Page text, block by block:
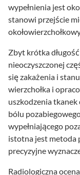
wypełnienia jest
stanowi przejście
Zbyt krótka
nieoczyszczonej
się zakażenia i
wierzchołka i
uszkodzenia
bólu
wypełniającego
istotna jest metoda
precyzyjne
Radiologiczna